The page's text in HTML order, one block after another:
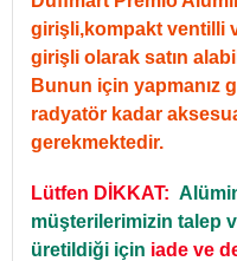
girişli,kompakt ventilli
girişli olarak satın
Bunun için yapmanız
radyatör kadar
gerekmektedir.
Lütfen DİKKAT:
müşterilerimizin talep
üretildiği için iade ve